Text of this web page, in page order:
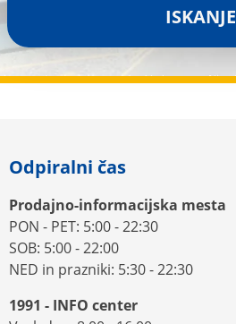
ISKANJE
Odpiralni čas
Prodajno-informacijska mesta
PON - PET: 5:00 - 22:30
SOB: 5:00 - 22:00
NED in prazniki: 5:30 - 22:30
1991 - INFO center